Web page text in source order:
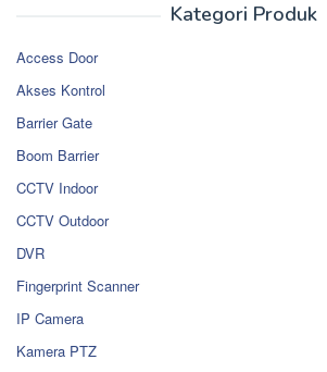
Kategori Produk
Access Door
Akses Kontrol
Barrier Gate
Boom Barrier
CCTV Indoor
CCTV Outdoor
DVR
Fingerprint Scanner
IP Camera
Kamera PTZ